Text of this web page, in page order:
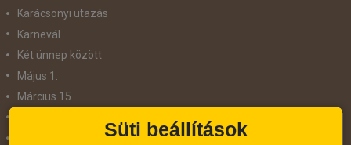
Karácsonyi utazás
Karnevál
Két ünnep között
Május 1.
Március 15.
Süti beállítások